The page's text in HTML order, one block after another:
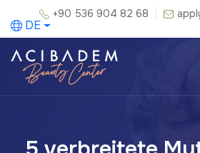
+90 536 904 82 68
DE